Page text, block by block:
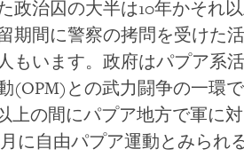
政治囚の大半は10年かそれ
期間に警察の拷問を受けた
もいます。政府はパプア系
(OPM)との武力闘争の一環
上の間にパプア地方で軍に
月に自由パプア運動とみら